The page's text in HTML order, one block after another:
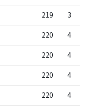
219 3
220 4
220 4
220 4
220 4